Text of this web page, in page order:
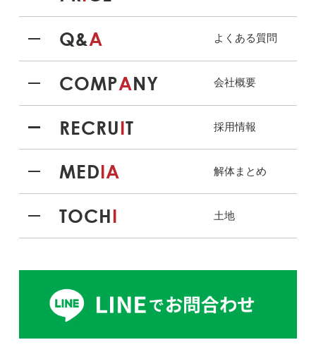
Q&A よくある質問
COMPANY 会社概要
RECRUIT 採用情報
MEDIA 解体まとめ
TOCHI 土地